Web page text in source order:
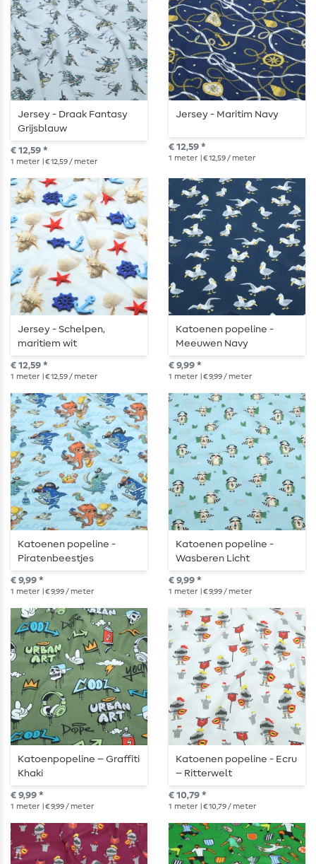
Jersey - Draak Fantasy
Grijsblauw
€ 12,59 *
1 meter | € 12,59 / meter
Jersey - Maritim Navy
€ 12,59 *
1 meter | € 12,59 / meter
Jersey - Schelpen,
maritiem wit
€ 12,59 *
1 meter | € 12,59 / meter
Katoenen popeline -
Meeuwen Navy
€ 9,99 *
1 meter | € 9,99 / meter
Katoenen popeline -
Piratenbeestjes
lichtblauw
€ 9,99 *
1 meter | € 9,99 / meter
Katoenen popeline -
Wasberen Licht
jeansblauw
€ 9,99 *
1 meter | € 9,99 / meter
Katoenpopeline – Graffiti
Khaki
€ 9,99 *
1 meter | € 9,99 / meter
Katoenen popeline - Ecru
– Ritterwelt
€ 10,79 *
1 meter | € 10,79 / meter